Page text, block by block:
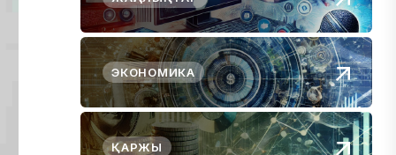
ЭКОНОМИКА
ҚАРЖЫ